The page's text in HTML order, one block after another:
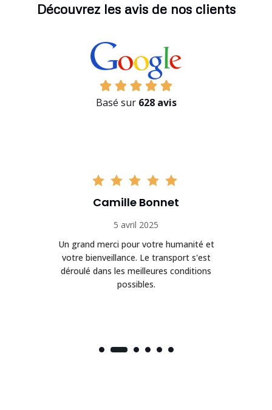
Découvrez les avis de nos clients
Basé sur 628 avis
Camille Bonnet
5 avril 2025
Un grand merci pour votre humanité et
votre bienveillance. Le transport s'est
déroulé dans les meilleures conditions
possibles.